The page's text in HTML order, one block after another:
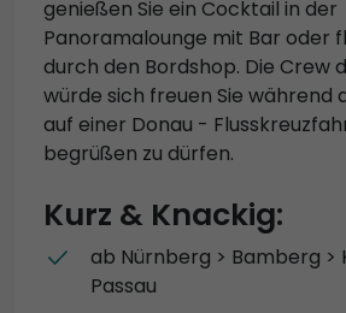
genießen Sie ein Cocktail in der
Panoramalounge mit Bar oder
durch den Bordshop. Die Crew
würde sich freuen Sie während
auf einer Donau -
begrüßen zu dürfen.
Kurz & Knackig:
ab Nürnberg > Bamberg >
Passau